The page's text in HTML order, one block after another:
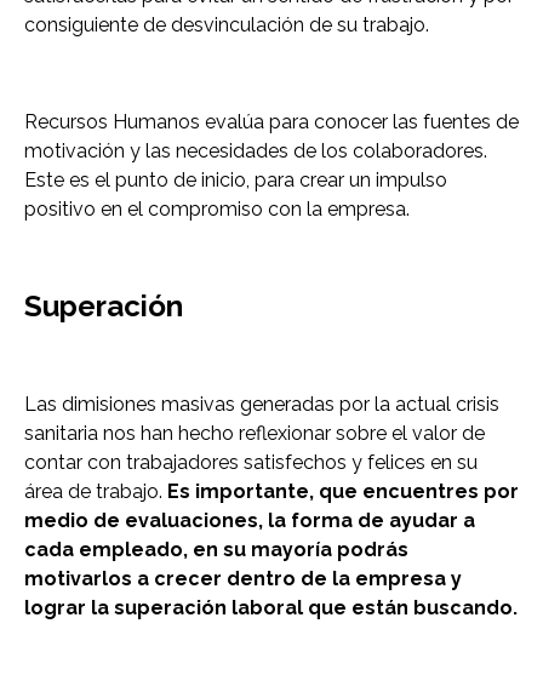
consiguiente de desvinculación de su trabajo.
Recursos Humanos evalúa para conocer las fuentes de
motivación y las necesidades de los colaboradores.
Este es el punto de inicio, para crear un impulso
positivo en el compromiso con la empresa.
Superación
Las dimisiones masivas generadas por la actual crisis
sanitaria nos han hecho reflexionar sobre el valor de
contar con trabajadores satisfechos y felices en su
área de trabajo. Es importante, que encuentres por
medio de evaluaciones, la forma de ayudar a
cada empleado, en su mayoría podrás
motivarlos a crecer dentro de la empresa y
lograr la superación laboral que están buscando.